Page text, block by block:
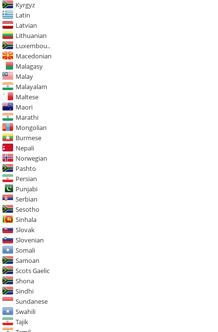
Kyrgyz
Latin
Latvian
Lithuanian
Luxembou..
Macedonian
Malagasy
Malay
Malayalam
Maltese
Maori
Marathi
Mongolian
Burmese
Nepali
Norwegian
Pashto
Persian
Punjabi
Serbian
Sesotho
Sinhala
Slovak
Slovenian
Somali
Samoan
Scots Gaelic
Shona
Sindhi
Sundanese
Swahili
Tajik